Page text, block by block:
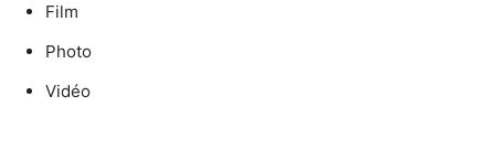
Film
Photo
Vidéo